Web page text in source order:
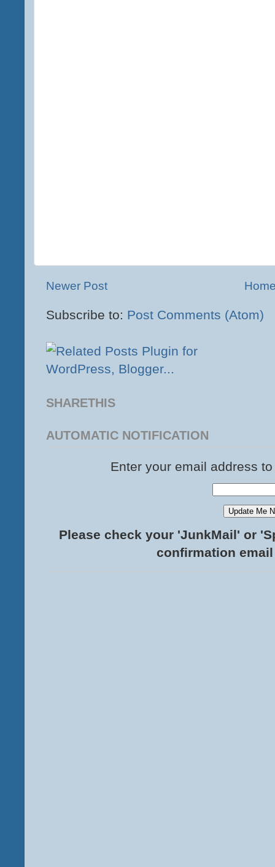
Newer Post
Subscribe to: Post Comments (Atom)
SHARETHIS
AUTOMATIC NOTIFICATION
Enter your email address
Please check your 'JunkMail' or
confirmation